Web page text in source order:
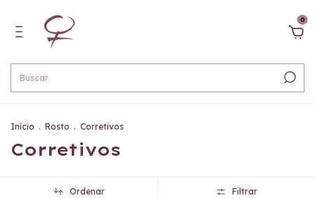
0
Início . Rosto . Corretivos
Corretivos
Ordenar Filtrar